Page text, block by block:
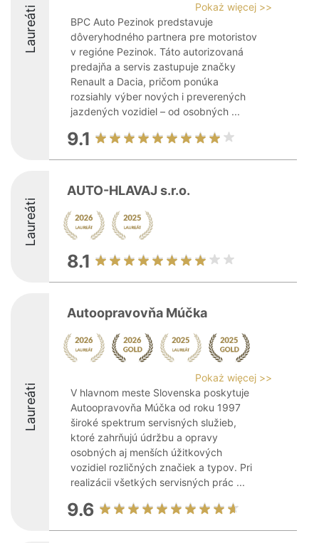
Laureáti
Pokaż więcej >>
BPC Auto Pezinok predstavuje
dôveryhodného partnera pre motoristov
v regióne Pezinok. Táto autorizovaná
predajňa a servis zastupuje značky
Renault a Dacia, pričom ponúka
rozsiahly výber nových i preverených
jazdených vozidiel – od osobných ...
9.1
Laureáti
AUTO-HLAVAJ s.r.o.
8.1
Laureáti
Autoopravovňa Múčka
Pokaż więcej >>
V hlavnom meste Slovenska poskytuje
Autoopravovňa Múčka od roku 1997
široké spektrum servisných služieb,
ktoré zahrňujú údržbu a opravy
osobných aj menších úžitkových
vozidiel rozličných značiek a typov. Pri
realizácii všetkých servisných prác ...
9.6